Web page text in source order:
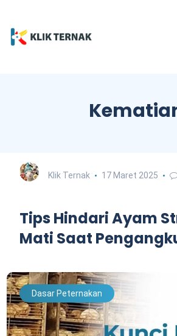
Klik Ternak 17 Maret 2025
Tips Hindari Ayam
Mati Saat
Dasar Peternakan